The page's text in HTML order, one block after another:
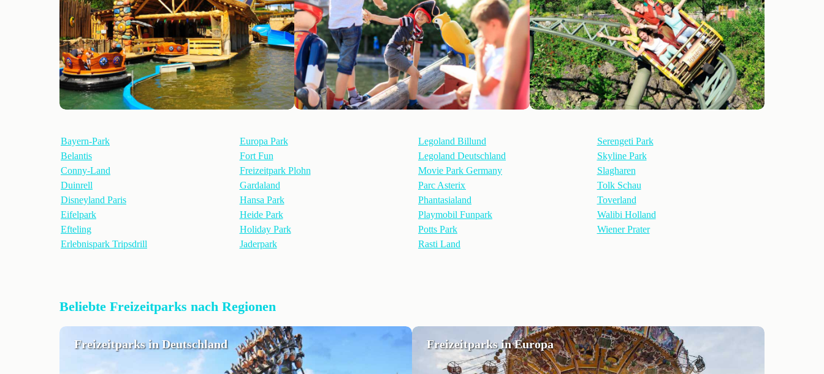
Bayern-Park
Belantis
Conny-Land
Duinrell
Disneyland Paris
Eifelpark
Efteling
Erlebnispark Tripsdrill
Europa Park
Fort Fun
Freizeitpark Plohn
Gardaland
Hansa Park
Heide Park
Holiday Park
Jaderpark
Legoland Billund
Legoland Deutschland
Movie Park Germany
Parc Asterix
Phantasialand
Playmobil Funpark
Potts Park
Rasti Land
Serengeti Park
Skyline Park
Slagharen
Tolk Schau
Toverland
Walibi Holland
Wiener Prater
Beliebte Freizeitparks nach Regionen
Freizeitparks in Deutschland Freizeitparks in Europa